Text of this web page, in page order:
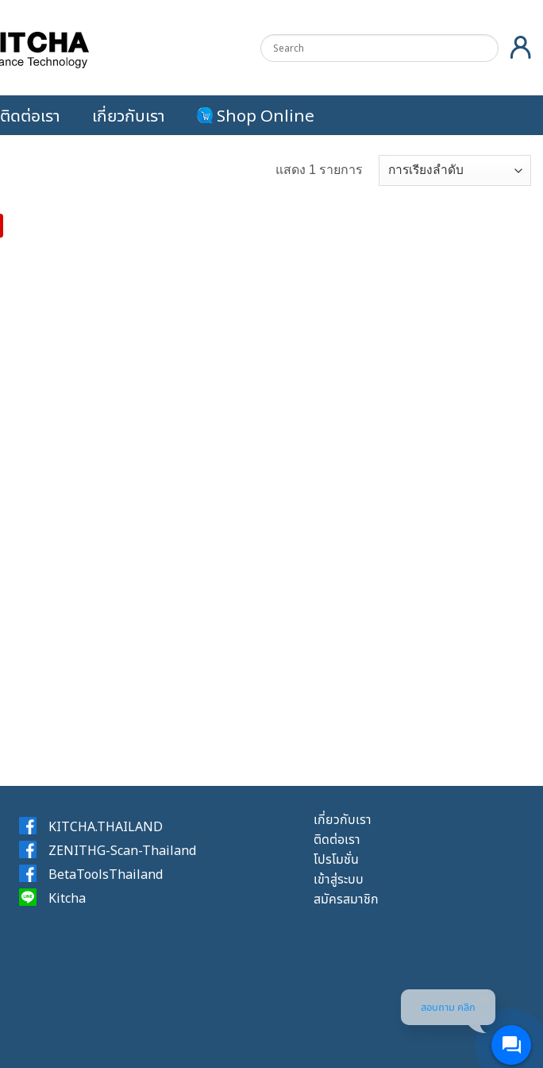
ติดต่อเรา เกี่ยวกับเรา Shop Online
แสดง 1 รายการ
KITCHA.THAILAND
ZENITHG-Scan-Thailand
BetaToolsThailand
Kitcha
เกี่ยวกับเรา
ติดต่อเรา
โปรโมชั่น
เข้าสู่ระบบ
สมัครสมาชิก
สอบถาม คลิก